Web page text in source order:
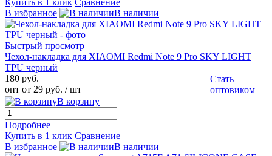
Купить в 1 клик Сравнение
В избранное
В наличии
Быстрый просмотр
Чехол-накладка для XIAOMI Redmi Note 9 Pro SKY LIGHT
TPU черный
180 руб.
опт от 29 руб. / шт
Стать
оптовиком
В корзину
Подробнее
Купить в 1 клик Сравнение
В избранное
В наличии